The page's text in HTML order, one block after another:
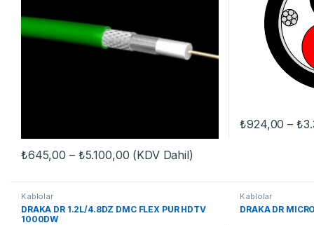
₺645,00 – ₺5.100,00Fiyat aralığı: ₺645,00 - ₺5.100,00
(KDV Dahil)
₺924,00 – ₺
Bu ürünün
Kablolar
DRAKA DR 1.2L/4.8DZ DMC FLEX PUR HDTV
1000DW
Kablolar
DRAKA DR